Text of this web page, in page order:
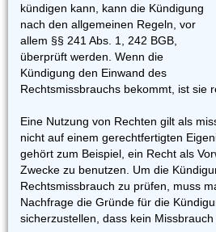
kündigen kann, kann die Kündigung
nach den allgemeinen Regeln, vor
allem §§ 241 Abs. 1, 242 BGB,
überprüft werden. Wenn die
Kündigung den Einwand des
Rechtsmissbrauchs bekommt, ist sie
Eine Nutzung von Rechten gilt als
nicht auf einem gerechtfertigten
gehört zum Beispiel, ein Recht als
Zwecke zu benutzen. Um die
Rechtsmissbrauch zu prüfen, muss
Nachfrage die Gründe für die
sicherzustellen, dass kein Missbrauch